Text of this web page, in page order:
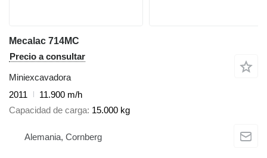
Mecalac 714MC
Precio a consultar
Miniexcavadora
2011
11.900 m/h
Capacidad de carga 15.000 kg
Alemania, Cornberg